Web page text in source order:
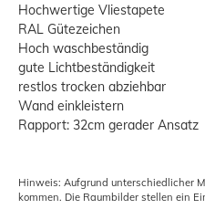
Hochwertige Vliestapete
RAL Gütezeichen
Hoch waschbeständig
gute Lichtbeständigkeit
restlos trocken abziehbar
Wand einkleistern
Rapport: 32cm gerader Ansatz
Hinweis: Aufgrund unterschiedlicher
kommen. Die Raumbilder stellen ein